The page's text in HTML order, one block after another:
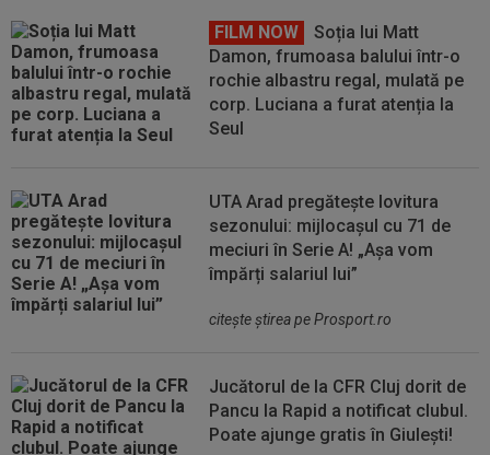
FILM NOW
Soția lui Matt
Damon, frumoasa balului într-o
rochie albastru regal, mulată pe
corp. Luciana a furat atenția la
Seul
UTA Arad pregătește lovitura
sezonului: mijlocașul cu 71 de
meciuri în Serie A! „Așa vom
împărți salariul lui”
citeşte ştirea pe Prosport.ro
Jucătorul de la CFR Cluj dorit de
Pancu la Rapid a notificat clubul.
Poate ajunge gratis în Giulești!